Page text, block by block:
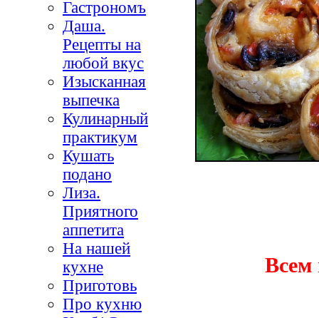
Гастрономъ
Даша.
Рецепты на
любой вкус
Изысканная
выпечка
Кулинарный
практикум
Кушать
подано
Лиза.
Приятного
аппетита
На нашей
кухне
Приготовь
Про кухню
Всем